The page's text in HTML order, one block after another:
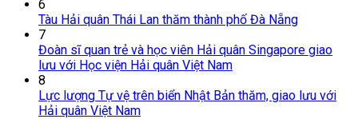
6
Tàu Hải quân Thái Lan thăm thành phố Đà Nẵng
7
Đoàn sĩ quan trẻ và học viên Hải quân Singapore giao
lưu với Học viện Hải quân Việt Nam
8
Lực lượng Tự vệ trên biển Nhật Bản thăm, giao lưu với
Hải quân Việt Nam